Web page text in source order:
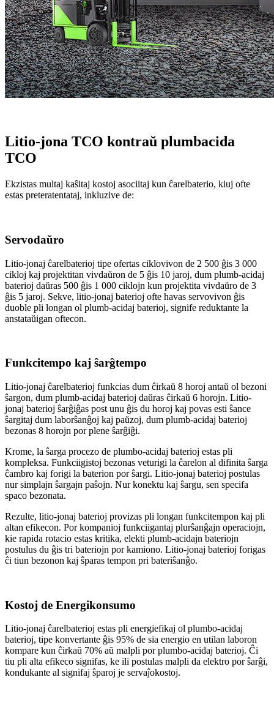
Litio-jona TCO kontraŭ plumbacida
TCO
Ekzistas multaj kaŝitaj kostoj asociitaj kun ĉarelbaterio, kiuj ofte
estas preteratentataj, inkluzive de:
Servodaŭro
Litio-jonaj ĉarelbaterioj tipe ofertas ciklovivon de 2 500 ĝis 3 000
cikloj kaj projektitan vivdaŭron de 5 ĝis 10 jaroj, dum plumb-acidaj
baterioj daŭras 500 ĝis 1 000 ciklojn kun projektita vivdaŭro de 3
ĝis 5 jaroj. Sekve, litio-jonaj baterioj ofte havas servovivon ĝis
duoble pli longan ol plumb-acidaj baterioj, signife reduktante la
anstataŭigan oftecon.
Funkcitempo kaj ŝarĝtempo
Litio-jonaj ĉarelbaterioj funkcias dum ĉirkaŭ 8 horoj antaŭ ol bezoni
ŝargon, dum plumb-acidaj baterioj daŭras ĉirkaŭ 6 horojn. Litio-
jonaj baterioj ŝarĝiĝas post unu ĝis du horoj kaj povas esti ŝance
ŝargitaj dum laborŝanĝoj kaj paŭzoj, dum plumb-acidaj baterioj
bezonas 8 horojn por plene ŝarĝiĝi.
Krome, la ŝarga procezo de plumbo-acidaj baterioj estas pli
kompleksa. Funkciigistoj bezonas veturigi la ĉarelon al difinita ŝarga
ĉambro kaj forigi la baterion por ŝargi. Litio-jonaj baterioj postulas
nur simplajn ŝargajn paŝojn. Nur konektu kaj ŝargu, sen specifa
spaco bezonata.
Rezulte, litio-jonaj baterioj provizas pli longan funkcitempon kaj pli
altan efikecon. Por kompanioj funkciigantaj plurŝanĝajn operaciojn,
kie rapida rotacio estas kritika, elekti plumb-acidajn bateriojn
postulus du ĝis tri bateriojn por kamiono. Litio-jonaj baterioj forigas
ĉi tiun bezonon kaj ŝparas tempon pri bateriŝanĝo.
Kostoj de Energikonsumo
Litio-jonaj ĉarelbaterioj estas pli energiefikaj ol plumbo-acidaj
baterioj, tipe konvertante ĝis 95% de sia energio en utilan laboron
kompare kun ĉirkaŭ 70% aŭ malpli por plumbo-acidaj baterioj. Ĉi
tiu pli alta efikeco signifas, ke ili postulas malpli da elektro por ŝarĝi,
kondukante al signifaj ŝparoj je servaĵokostoj.